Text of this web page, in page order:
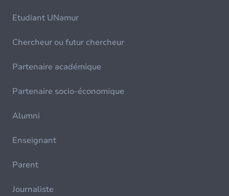
Etudiant UNamur
Chercheur ou futur chercheur
Partenaire académique
Partenaire socio-économique
Alumni
Enseignant
Parent
Journaliste